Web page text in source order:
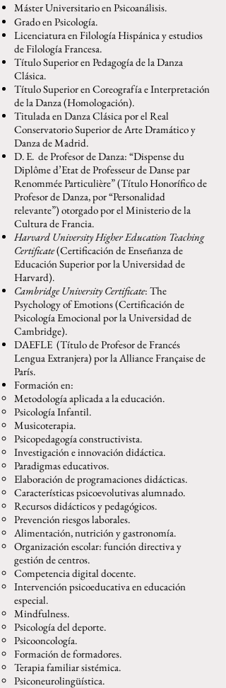
Máster Universitario en Psicoanálisis.
Grado en Psicología.
Licenciatura en Filología Hispánica y estudios
de Filología Francesa.
Título Superior en Pedagogía de la Danza
Clásica.
Título Superior en Coreografía e Interpretación
de la Danza (Homologación).
Titulada en Danza Clásica por el Real
Conservatorio Superior de Arte Dramático y
Danza de Madrid.
D. E. de Profesor de Danza: “Dispense du
Diplôme d’Etat de Professeur de Danse par
Renommée Particulière” (Título Honorífico de
Profesor de Danza, por “Personalidad
relevante”) otorgado por el Ministerio de la
Cultura de Francia.
Harvard University Higher Education Teaching
Certificate(Certificación de Enseñanza de
Educación Superior por la Universidad de
Harvard).
Cambridge University Certificate: The
Psychology of Emotions (Certificación de
Psicología Emocional por la Universidad de
Cambridge).
DAEFLE (Título de Profesor de Francés
Lengua Extranjera) por la Alliance Française de
París.
Formación en:
Metodología aplicada a la educación.
Psicología Infantil.
Musicoterapia.
Psicopedagogía constructivista.
Investigación e innovación didáctica.
Paradigmas educativos.
Elaboración de programaciones didácticas.
Características psicoevolutivas alumnado.
Recursos didácticos y pedagógicos.
Prevención riesgos laborales.
Alimentación, nutrición y gastronomía.
Organización escolar: función directiva y
gestión de centros.
Competencia digital docente.
Intervención psicoeducativa en educación
especial.
Mindfulness.
Psicología del deporte.
Psicooncología.
Formación de formadores.
Terapia familiar sistémica.
Psiconeurolingüística.